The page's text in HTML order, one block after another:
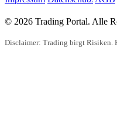
© 2026 Trading Portal. Alle
Disclaimer: Trading birgt Risiken.